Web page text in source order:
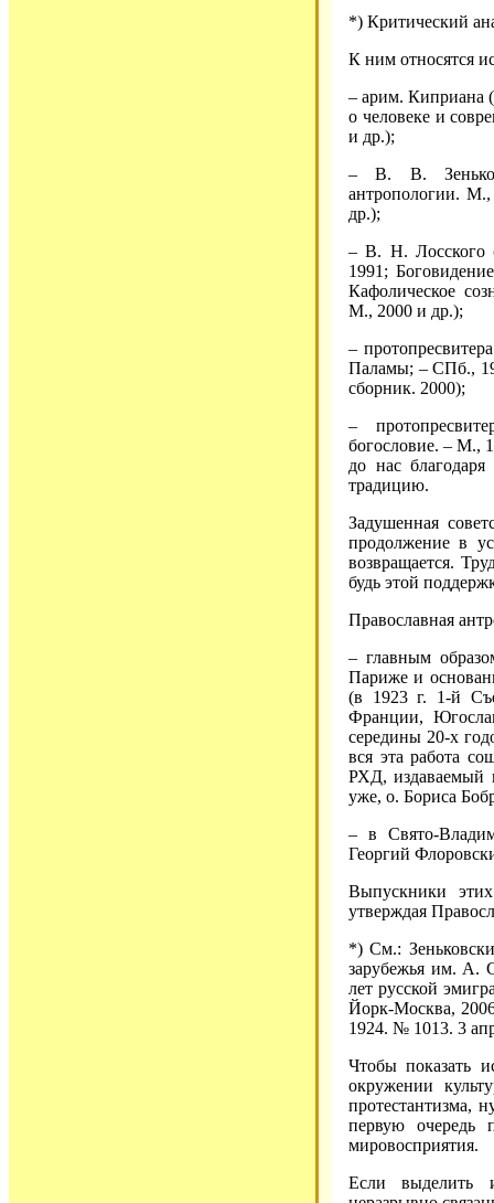
*) Критический
К ним относятся
– арим. Киприана
о человеке и
и др.);
– В. В.
антропологии.
др.);
– В. Н. Лосского
1991;
Кафолическое
М., 2000 и др.);
–
Паламы; – СПб.,
сборник. 2000);
–
богословие. – М.,
до нас
традицию.
Задушенная
продолжение в
возвращается.
будь этой
Православная
– главным
Париже и
(в 1923 г. 1-й
Франции,
середины 20-х
вся эта работа
РХД, издаваемый
уже, о. Бориса
– в Свято-
Георгий
Выпускники
утверждая
*) См.:
зарубежья им. А.
лет русской
Йорк-Москва,
1924. № 1013. 3
Чтобы показать
окружении
протестантизма,
первую очередь
мировосприятия.
Если выделить